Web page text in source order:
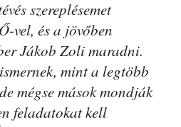
szereplésemet
vel, és a jövőben
Jákob Zoli maradni.
mint a legtöbb
mégse mások mondják
feladatokat kell